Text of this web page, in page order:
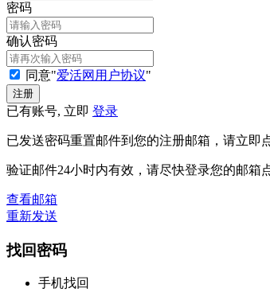
密码
确认密码
同意"爱活网用户协议"
已有账号, 立即 登录
已发送密码重置邮件到您的注册邮箱，请立即
验证邮件24小时内有效，请尽快登录您的邮箱
查看邮箱
重新发送
找回密码
手机找回